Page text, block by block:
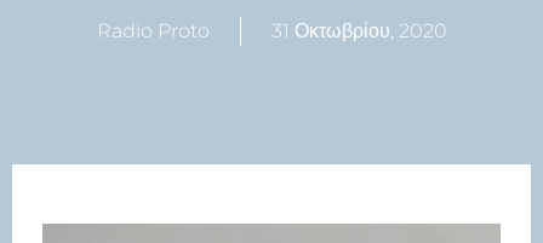
Radio Proto 31 Οκτωβρίου, 2020